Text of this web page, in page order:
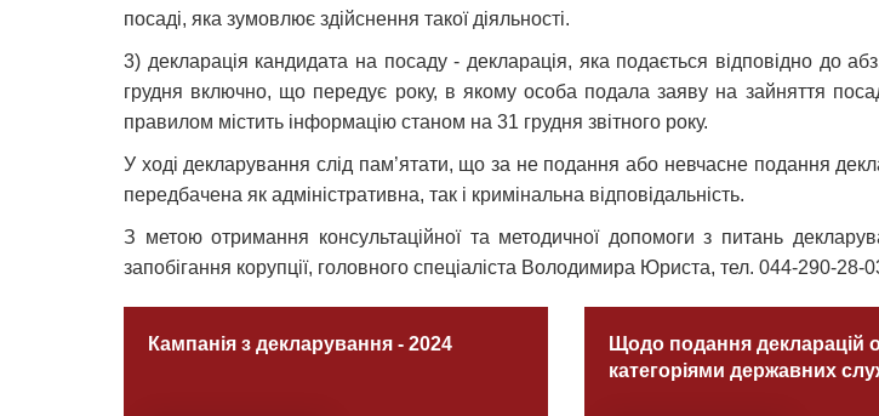
посаді, яка зумовлює здійснення такої діяльності.
3) декларація кандидата на посаду - декларація, яка подається відповідно до
грудня включно, що передує року, в якому особа подала заяву на зайняття
правилом містить інформацію станом на 31 грудня звітного року.
У ході декларування слід пам’ятати, що за не подання або невчасне подання
передбачена як адміністративна, так і кримінальна відповідальність.
З метою отримання консультаційної та методичної допомоги з питань
запобігання корупції, головного спеціаліста Володимира Юриста, тел. 044-290-
Кампанія з декларування - 2024
Щодо подання декларацій
категоріями державних